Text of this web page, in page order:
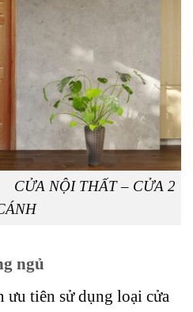
– CỬA 2
ngủ
ưu tiên sử dụng loại cửa